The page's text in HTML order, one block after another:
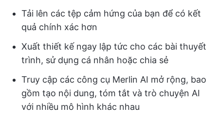
Tải lên các tệp cảm hứng của bạn để có kết
quả chính xác hơn
Xuất thiết kế ngay lập tức cho các bài thuyết
trình, sử dụng cá nhân hoặc chia sẻ
Truy cập các công cụ Merlin AI mở rộng, bao
gồm tạo nội dung, tóm tắt và trò chuyện AI
với nhiều mô hình khác nhau